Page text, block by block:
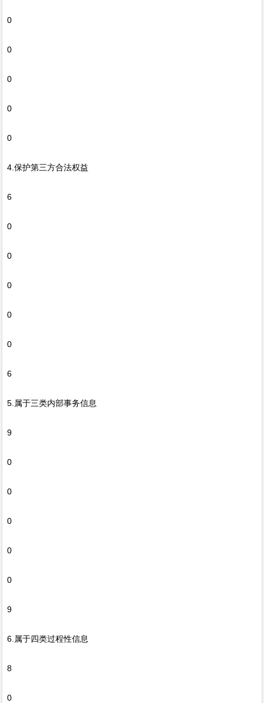
0
0
0
0
0
4.保护第三方合法权益
6
0
0
0
0
0
6
5.属于三类内部事务信息
9
0
0
0
0
0
9
6.属于四类过程性信息
8
0